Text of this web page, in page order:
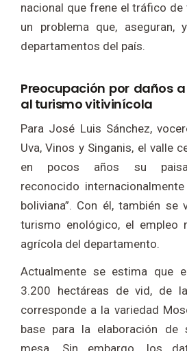
nacional que frene el tráfico
un problema que, aseguran,
departamentos del país.
Preocupación por daños
al turismo vitivinícola
Para José Luis Sánchez,
Uva, Vinos y Singanis, el valle
en pocos años su
reconocido
boliviana”. Con él, también se
turismo enológico, el empleo
agrícola del departamento.
Actualmente se estima que
3.200 hectáreas de vid, de
corresponde a la variedad
base para la elaboración